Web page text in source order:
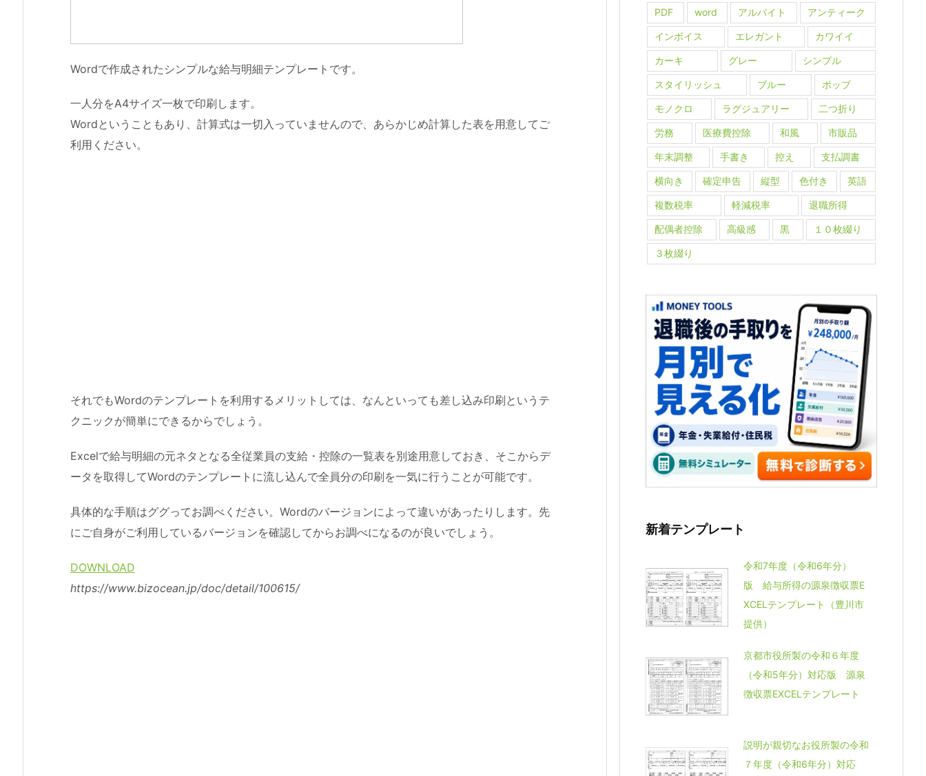
Wordで作成されたシンプルな給与明細テンプレートです。
一人分をA4サイズ一枚で印刷します。
Wordということもあり、計算式は一切入っていませんので、あらかじめ計算した表を用意してご
利用ください。
それでもWordのテンプレートを利用するメリットしては、なんといっても差し込み印刷というテ
クニックが簡単にできるからでしょう。
Excelで給与明細の元ネタとなる全従業員の支給・控除の一覧表を別途用意しておき、そこからデ
ータを取得してWordのテンプレートに流し込んで全員分の印刷を一気に行うことが可能です。
具体的な手順はググってお調べください。Wordのバージョンによって違いがあったりします。先
にご自身がご利用しているバージョンを確認してからお調べになるのが良いでしょう。
DOWNLOAD
https://www.bizocean.jp/doc/detail/100615/
PDF word アルバイト アンティーク
インボイス エレガント カワイイ
カーキ グレー シンプル
スタイリッシュ ブルー ポップ
モノクロ ラグジュアリー 二つ折り
労務 医療費控除 和風 市販品
年末調整 手書き 控え 支払調書
横向き 確定申告 縦型 色付き 英語
複数税率 軽減税率 退職所得
配偶者控除 高級感 黒 １０枚綴り
３枚綴り
新着テンプレート
令和7年度（令和6年分）
版 給与所得の源泉徴収票E
XCELテンプレート（豊川市
提供）
京都市役所製の令和６年度
（令和5年分）対応版 源泉
徴収票EXCELテンプレート
説明が親切なお役所製の令和
７年度（令和6年分）対応